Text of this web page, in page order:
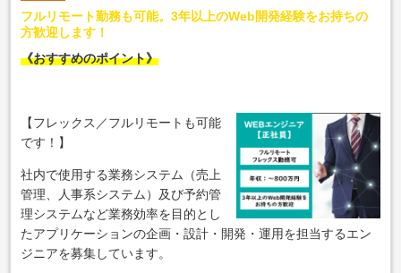
フルリモート勤務も可能。3年以上のWeb開発経験をお持ちの
方歓迎します！
《おすすめのポイント》
【フレックス／フルリモートも可能
です！】
社内で使用する業務システム（売上
管理、人事系システム）及び予約管
理システムなど業務効率を目的とし
たアプリケーションの企画・設計・開発・運用を担当するエン
ジニアを募集しています。